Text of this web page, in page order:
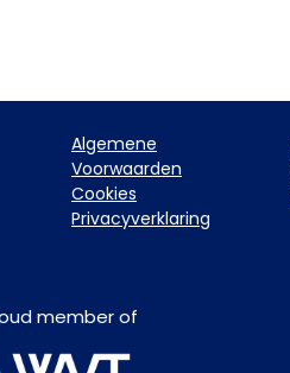
Algemene
Voorwaarden
Cookies
Privacyverklaring
member of